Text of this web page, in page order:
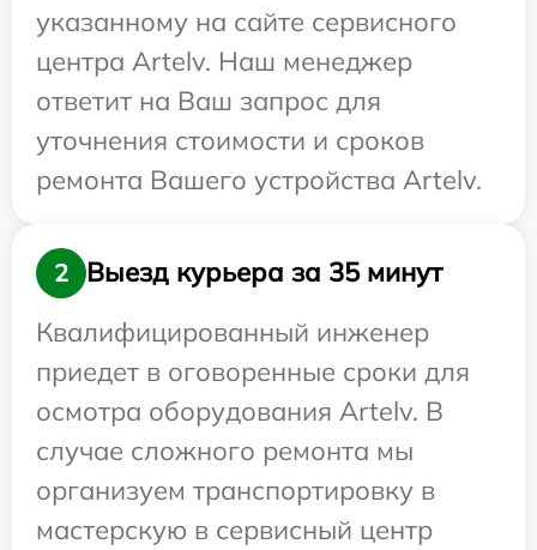
указанному на сайте сервисного
центра Artelv. Наш менеджер
ответит на Ваш запрос для
уточнения стоимости и сроков
ремонта Вашего устройства Artelv.
2
Выезд курьера за 35 минут
Квалифицированный инженер
приедет в оговоренные сроки для
осмотра оборудования Artelv. В
случае сложного ремонта мы
организуем транспортировку в
мастерскую в сервисный центр